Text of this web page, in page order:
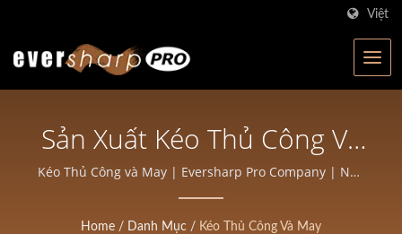
Việt
Sản Xuất Kéo Thủ Công Và
May | Kéo Rèn Chính Xác
Cao Cho Salon Và Thợ Cắt
Kéo Thủ Công và May | Eversharp Pro Company | Nhà
sản xuất kéo đạt chứng nhận ISO với hơn 40 năm kinh
Home / Danh Mục / Kéo Thủ Công Và May